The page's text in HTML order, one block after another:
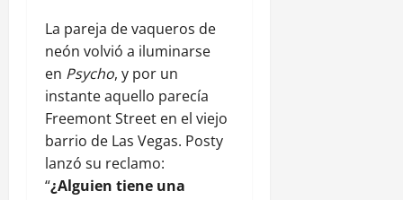
La pareja de vaqueros de
neón volvió a iluminarse
en Psycho, y por un
instante aquello parecía
Freemont Street en el viejo
barrio de Las Vegas. Posty
lanzó su reclamo:
“¿Alguien tiene una